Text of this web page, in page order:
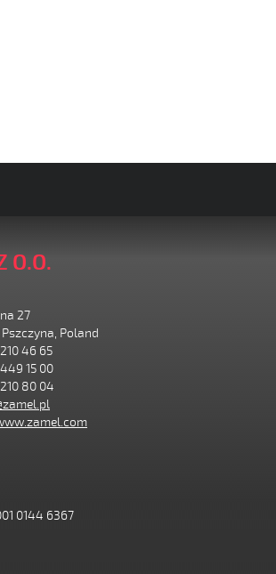
O.O.
27
Poland
46 65
15 00
80 04
0144 6367